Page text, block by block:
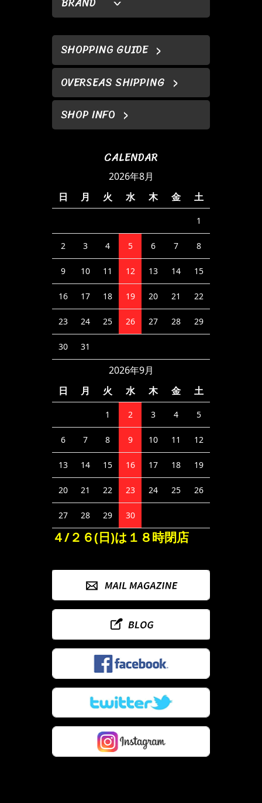
SHOPPING GUIDE
OVERSEAS SHIPPING
SHOP INFO
CALENDAR
2026年8月
日
月 火 水 木 金 土
1
2 3 4 5 6 7 8
9 10 11 12 13 14 15
16 17 18 19 20 21 22
23 24 25 26 27 28 29
30 31
2026年9月
日
月 火 水 木 金 土
1 2 3 4 5
6 7 8 9 10 11 12
13 14 15 16 17 18 19
20 21 22 23 24 25 26
27 28 29 30
４/２６(日)は１８時閉店